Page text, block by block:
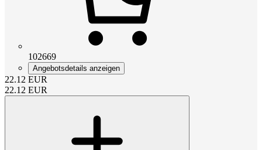
102669
Angebotsdetails anzeigen
22.12 EUR
22.12 EUR